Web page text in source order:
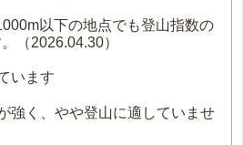
以下の地点でも登山指数の
（2026.04.30）
います
強く、やや登山に適していませ